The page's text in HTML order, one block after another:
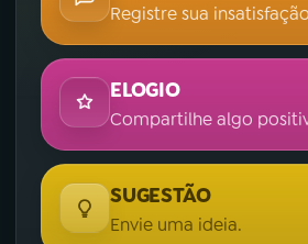
Registre sua
ELOGIO
Compartilhe algo
SUGESTÃO
Envie uma ideia.